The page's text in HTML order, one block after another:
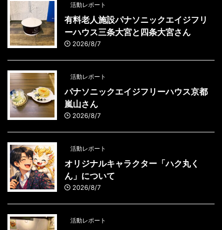
活動レポート
有料老人施設パナソニックエイジフリ
ーハウス三条大宮と四条大宮さん
2026/8/7
活動レポート
パナソニックエイジフリーハウス京都
嵐山さん
2026/8/7
活動レポート
オリジナルキャラクター「ハク丸く
ん」について
2026/8/7
活動レポート